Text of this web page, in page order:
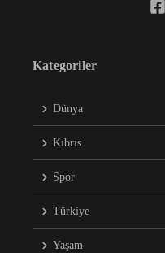
Kategoriler
Dünya
Kıbrıs
Spor
Türkiye
Yaşam